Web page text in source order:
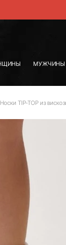
МУЖЧИНЫ
Носки TIP-TOP из